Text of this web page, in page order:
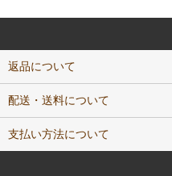
返品について
配送・送料について
支払い方法について